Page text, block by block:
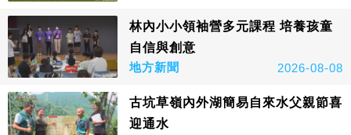
林內小小領袖營多元課程 培養孩童
自信與創意
地方新聞
2026-08-08
古坑草嶺內外湖簡易自來水父親節喜
迎通水